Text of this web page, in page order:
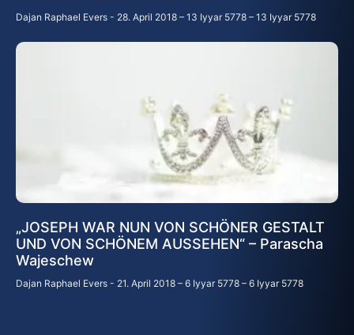
Dajan Raphael Evers 28. April 2018 – 13 Iyyar 5778 – 13 Iyyar 5778
„JOSEPH WAR NUN VON SCHÖNER GESTALT
UND VON SCHÖNEM AUSSEHEN“ – Parascha
Wajeschew
Dajan Raphael Evers 21. April 2018 – 6 Iyyar 5778 – 6 Iyyar 5778